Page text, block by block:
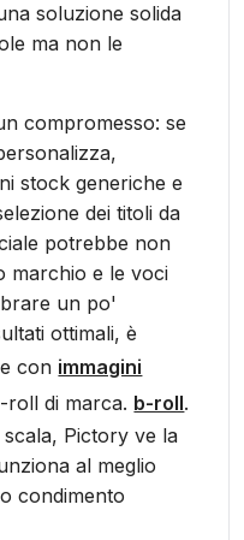
soluzione solida
ma non le
compromesso: se
stock generiche e
dei titoli da
potrebbe non
marchio e le voci
un po'
ottimali, è
con immagini
roll di marca. b-roll.
Pictory ve la
al meglio
condimento